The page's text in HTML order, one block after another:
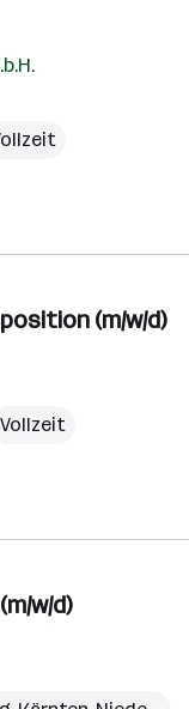
(m/w/d)
Vollzeit
w/d)